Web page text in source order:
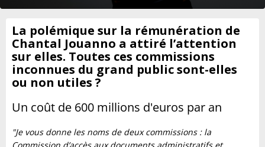
La polémique sur la rémunération de
Chantal Jouanno a attiré l’attention
sur elles. Toutes ces commissions
inconnues du grand public sont-elles
ou non utiles ?
Un coût de 600 millions d'euros par an
"Je vous donne les noms de deux commissions : la